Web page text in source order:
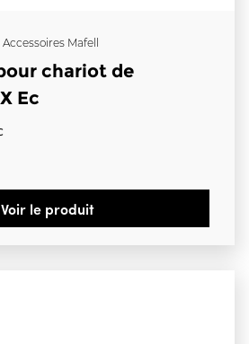
Mafell
chariot de
Ec
Voir le produit